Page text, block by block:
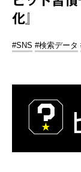
化』
#SNS #検索データ